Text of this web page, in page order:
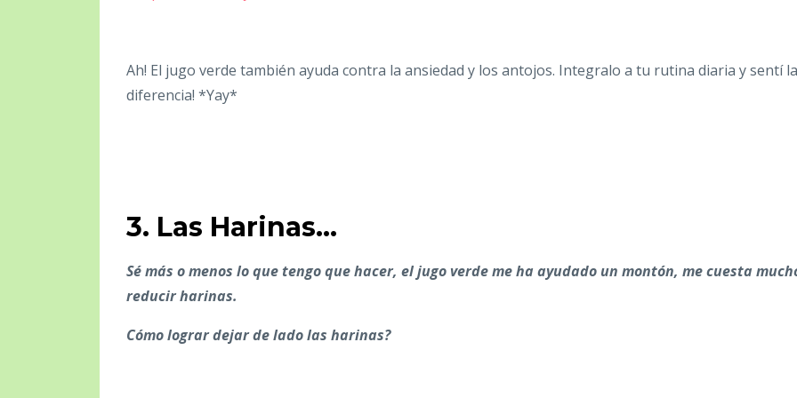
Ah! El jugo verde también ayuda contra la ansiedad y los antojos. Integralo a tu rutina diaria y sentí la
diferencia! *Yay*
3. Las Harinas...
Sé más o menos lo que tengo que hacer, el jugo verde me ha ayudado un montón, me cuesta
reducir harinas.
Cómo lograr dejar de lado las harinas?